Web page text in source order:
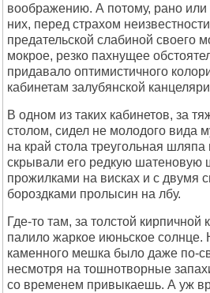
воображению. А потому, рано или
них, перед страхом
предательской слабиной своего
мокрое, резко пахнущее
придавало оптимистичного
кабинетам залубянской
В одном из таких кабинетов, за
столом, сидел не молодого вида
на край стола треугольная
скрывали его редкую шатеновую
прожилками на висках и с двумя
бороздками пролысин на лбу.
Где-то там, за толстой кирпичной
палило жаркое июньское солнце.
каменного мешка было даже по-
несмотря на тошнотворные
со временем привыкаешь. А уж